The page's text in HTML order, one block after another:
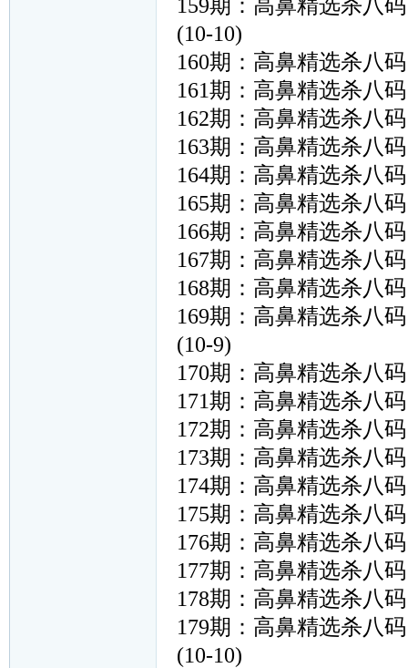
159期：高鼻精选杀八
(10-10)
160期：高鼻精选杀八
161期：高鼻精选杀八
162期：高鼻精选杀八
163期：高鼻精选杀八
164期：高鼻精选杀八
165期：高鼻精选杀八
166期：高鼻精选杀八
167期：高鼻精选杀八
168期：高鼻精选杀八
169期：高鼻精选杀八
(10-9)
170期：高鼻精选杀八
171期：高鼻精选杀八
172期：高鼻精选杀八
173期：高鼻精选杀八
174期：高鼻精选杀八
175期：高鼻精选杀八
176期：高鼻精选杀八
177期：高鼻精选杀八
178期：高鼻精选杀八
179期：高鼻精选杀八
(10-10)